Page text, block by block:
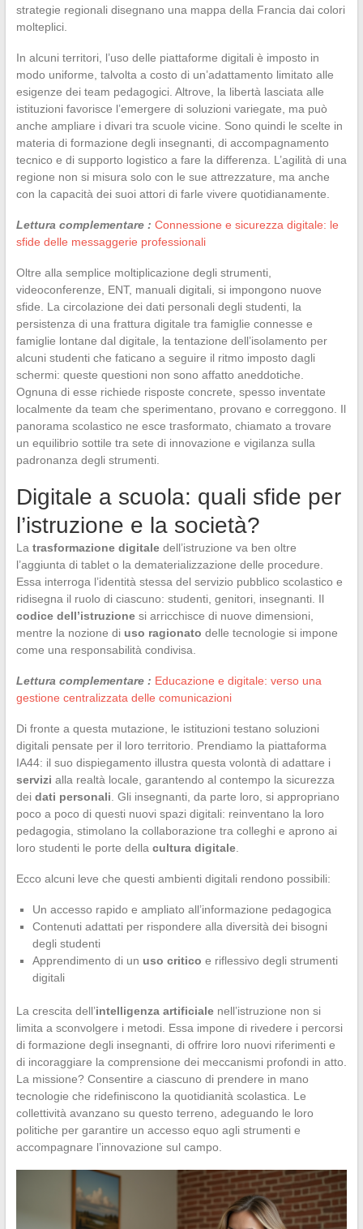
strategie regionali disegnano una mappa della Francia dai colori
molteplici.
In alcuni territori, l’uso delle piattaforme digitali è imposto in
modo uniforme, talvolta a costo di un’adattamento limitato alle
esigenze dei team pedagogici. Altrove, la libertà lasciata alle
istituzioni favorisce l’emergere di soluzioni variegate, ma può
anche ampliare i divari tra scuole vicine. Sono quindi le scelte in
materia di formazione degli insegnanti, di accompagnamento
tecnico e di supporto logistico a fare la differenza. L’agilità di una
regione non si misura solo con le sue attrezzature, ma anche
con la capacità dei suoi attori di farle vivere quotidianamente.
Lettura complementare : Connessione e sicurezza digitale: le
sfide delle messaggerie professionali
Oltre alla semplice moltiplicazione degli strumenti,
videoconferenze, ENT, manuali digitali, si impongono nuove
sfide. La circolazione dei dati personali degli studenti, la
persistenza di una frattura digitale tra famiglie connesse e
famiglie lontane dal digitale, la tentazione dell’isolamento per
alcuni studenti che faticano a seguire il ritmo imposto dagli
schermi: queste questioni non sono affatto aneddotiche.
Ognuna di esse richiede risposte concrete, spesso inventate
localmente da team che sperimentano, provano e correggono. Il
panorama scolastico ne esce trasformato, chiamato a trovare
un equilibrio sottile tra sete di innovazione e vigilanza sulla
padronanza degli strumenti.
Digitale a scuola: quali sfide per
l’istruzione e la società?
La trasformazione digitaledell’istruzione va ben oltre
l’aggiunta di tablet o la dematerializzazione delle procedure.
Essa interroga l’identità stessa del servizio pubblico scolastico e
ridisegna il ruolo di ciascuno: studenti, genitori, insegnanti. Il
codice dell’istruzionesi arricchisce di nuove dimensioni,
mentre la nozione di uso ragionato delle tecnologie si impone
come una responsabilità condivisa.
Lettura complementare : Educazione e digitale: verso una
gestione centralizzata delle comunicazioni
Di fronte a questa mutazione, le istituzioni testano soluzioni
digitali pensate per il loro territorio. Prendiamo la piattaforma
IA44: il suo dispiegamento illustra questa volontà di adattare i
servizi alla realtà locale, garantendo al contempo la sicurezza
dei dati personali . Gli insegnanti, da parte loro, si appropriano
poco a poco di questi nuovi spazi digitali: reinventano la loro
pedagogia, stimolano la collaborazione tra colleghi e aprono ai
loro studenti le porte della cultura digitale.
Ecco alcuni leve che questi ambienti digitali rendono possibili:
Un accesso rapido e ampliato all’informazione pedagogica
Contenuti adattati per rispondere alla diversità dei bisogni
degli studenti
Apprendimento di un uso critico e riflessivo degli strumenti
digitali
La crescita dell’intelligenza artificialenell’istruzione non si
limita a sconvolgere i metodi. Essa impone di rivedere i percorsi
di formazione degli insegnanti, di offrire loro nuovi riferimenti e
di incoraggiare la comprensione dei meccanismi profondi in atto.
La missione? Consentire a ciascuno di prendere in mano
tecnologie che ridefiniscono la quotidianità scolastica. Le
collettività avanzano su questo terreno, adeguando le loro
politiche per garantire un accesso equo agli strumenti e
accompagnare l’innovazione sul campo.